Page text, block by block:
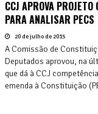
CCJ APROVA
PARA ANALISAR PECS
20 de julho de 2015
A Comissão de
Deputados aprovou, na
que dá à CCJ
emenda à Constituição